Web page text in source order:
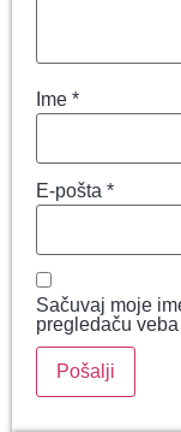
Ime *
E-pošta *
Sačuvaj moje
pregledaču